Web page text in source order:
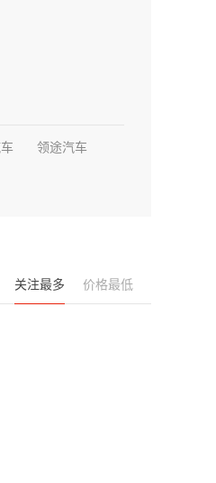
领途汽车
关注最多 价格最低